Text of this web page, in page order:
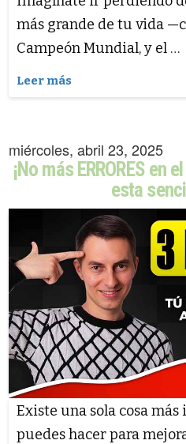
más grande de tu vida
Campeón Mundial, y el …
Leer más
miércoles, abril 23, 2025
¡No más ERRORES en
esta
Existe una sola cosa
puedes hacer para